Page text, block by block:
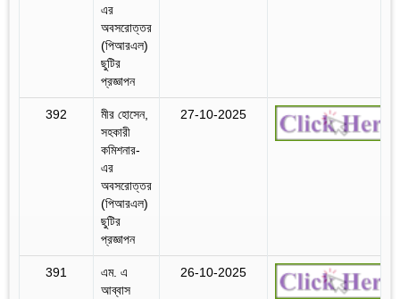
এর
অবসরোত্তর
(পিআরএল)
ছুটির
প্রজ্ঞাপন
392
মীর হোসেন,
সহকারী
কমিশনার-
এর
অবসরোত্তর
(পিআরএল)
ছুটির
প্রজ্ঞাপন
27-10-2025
391
এম. এ
আব্বাস
26-10-2025